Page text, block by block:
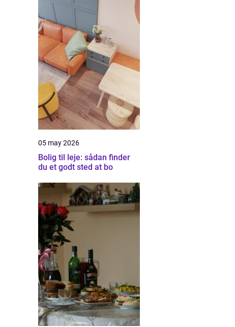
05 may 2026
Bolig til leje: sådan finder
du et godt sted at bo